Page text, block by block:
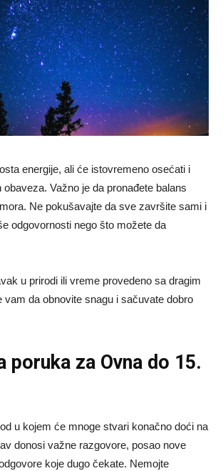
energije, ali će istovremeno osećati i
obaveza. Važno je da pronađete balans
Ne pokušavajte da sve završite sami i
odgovornosti nego što možete da
u prirodi ili vreme provedeno sa dragim
vam da obnovite snagu i sačuvate dobro
poruka za Ovna do 15.
u kojem će mnoge stvari konačno doći na
donosi važne razgovore, posao nove
koje dugo čekate. Nemojte